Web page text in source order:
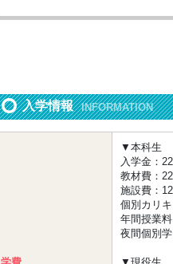
入学情報 INFORMATION
▼本科生
入学金：
教材費：
施設費：
個別カリ
年間授業
夜間個別